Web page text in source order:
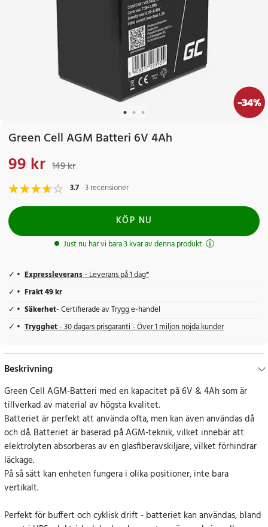
-34%
Green Cell AGM Batteri 6V 4Ah
Nuvarande pris
99 kr 149 kr
3.7 3 recensioner
KÖP NU
Just nu har vi bara 3 kvar av denna produkt
Expressleverans- Leverans på 1 dag*
Frakt 49 kr
Säkerhet- Certifierade av Trygg e-handel
Trygghet- 30 dagars prisgaranti - Över 1 miljon nöjda kunder
Beskrivning
Green Cell AGM-Batteri med en kapacitet på 6V & 4Ah som är
tillverkad av material av högsta kvalitet.
Batteriet är perfekt att använda ofta, men kan även användas då
och då. Batteriet är baserad på AGM-teknik, vilket innebär att
elektrolyten absorberas av en glasfiberavskiljare, vilket förhindrar
läckage.
På så sätt kan enheten fungera i olika positioner, inte bara
vertikalt.
Perfekt för buffert och cyklisk drift - batteriet kan användas, bland